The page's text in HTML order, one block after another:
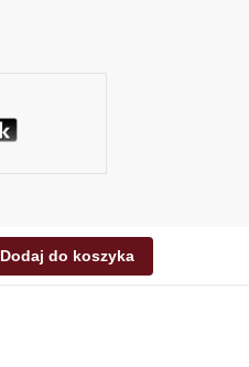
Dodaj do koszyka